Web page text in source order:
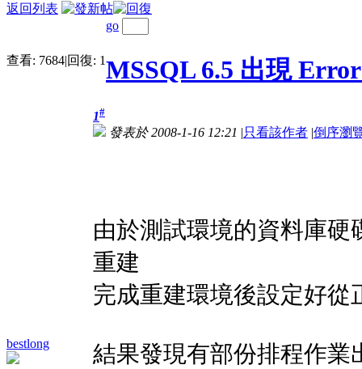
返回列表
查看: 7684|回復: 1
go
MSSQL 6.5 出現
bestlong
1#
發表於 2008-1-16 12:21 |只看該作者 |倒序瀏
由於測試環境的資料庫
重建
完成重建環境後設定好從
結果發現有部份排程作業